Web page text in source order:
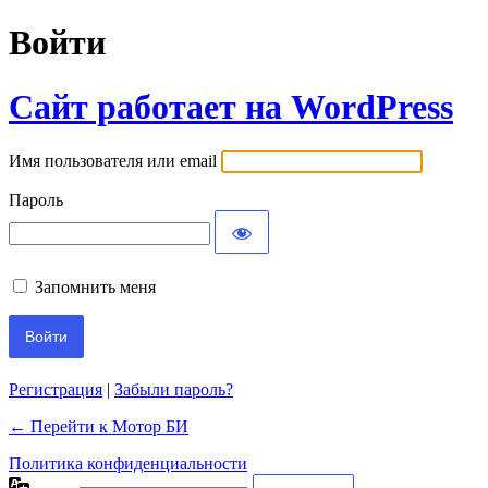
Войти
Сайт работает на WordPress
Имя пользователя или email
Пароль
Запомнить меня
Регистрация | Забыли пароль?
← Перейти к Мотор БИ
Политика конфиденциальности